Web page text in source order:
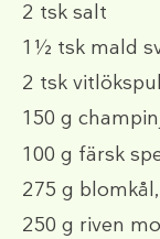
2 tsk salt
1½ tsk mald
2 tsk
150 g
100 g färsk
275 g
250 g riven